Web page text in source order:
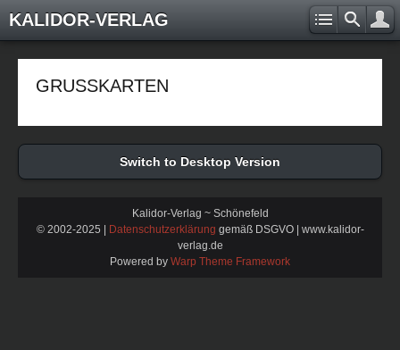
KALIDOR-VERLAG
GRUSSKARTEN
Switch to Desktop Version
Kalidor-Verlag ~ Schönefeld
© 2002-2025 |
Datenschutzerklärung gemäß DSGVO | www.kalidor-
verlag.de
Powered by Warp Theme Framework